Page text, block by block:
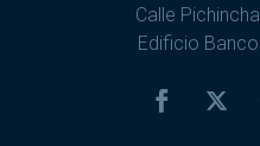
Calle
Edificio